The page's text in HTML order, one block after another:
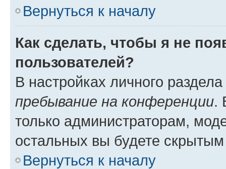
Вернуться к началу
Как сделать, чтобы я не
пользователей?
В настройках личного
пребывание на конференции.
только администраторам,
остальных вы будете
Вернуться к началу